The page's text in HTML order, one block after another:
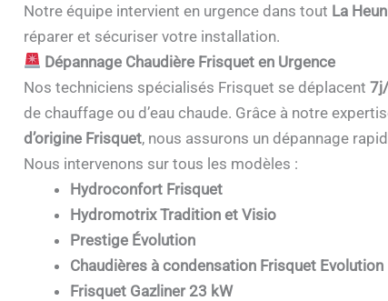
Notre équipe intervient en urgence dans tout La
réparer et sécuriser votre installation.
Dépannage Chaudière Frisquet en Urgence
Nos techniciens spécialisés Frisquet se déplacent
de chauffage ou d’eau chaude. Grâce à notre
d’origine Frisquet, nous assurons un dépannage
Nous intervenons sur tous les modèles :
Hydroconfort Frisquet
Hydromotrix Tradition et Visio
Prestige Évolution
Chaudières à condensation Frisquet Evolution
Frisquet Gazliner 23 kW